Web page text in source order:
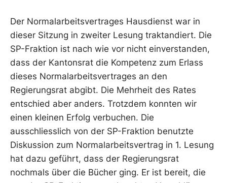
Der Normalarbeitsvertrages Hausdienst war in
dieser Sitzung in zweiter Lesung traktandiert. Die
SP-Fraktion ist nach wie vor nicht einverstanden,
dass der Kantonsrat die Kompetenz zum Erlass
dieses Normalarbeitsvertrages an den
Regierungsrat abgibt. Die Mehrheit des Rates
entschied aber anders. Trotzdem konnten wir
einen kleinen Erfolg verbuchen. Die
ausschliesslich von der SP-Fraktion benutzte
Diskussion zum Normalarbeitsvertrag in 1. Lesung
hat dazu geführt, dass der Regierungsrat
nochmals über die Bücher ging. Er ist bereit, die